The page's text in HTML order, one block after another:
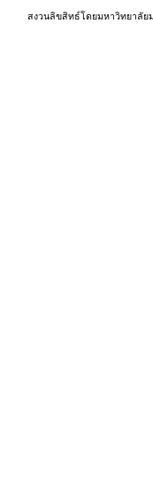
สงวนลิขสิทธ์โดยมหาวิทยาลั